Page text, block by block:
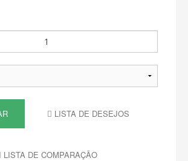
LISTA DE DESEJOS
LISTA DE COMPARAÇÃO